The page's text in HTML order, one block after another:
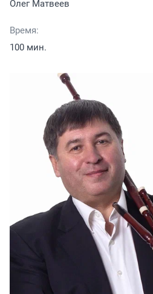
Олег Матвеев
Время:
100 мин.